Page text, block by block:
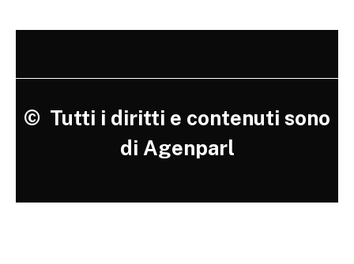
© Tutti i diritti e contenuti sono
di Agenparl